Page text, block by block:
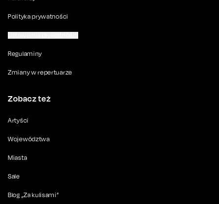
Polityka prywatności
Regulaminy
Zmiany w repertuarze
Zobacz też
Artyści
Województwa
Miasta
Sale
Blog „Za kulisami”